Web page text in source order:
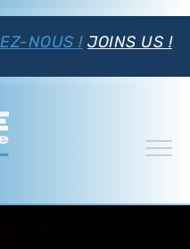
NOUS ! JOINS US !